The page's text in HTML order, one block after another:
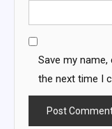
Save my
the next time I